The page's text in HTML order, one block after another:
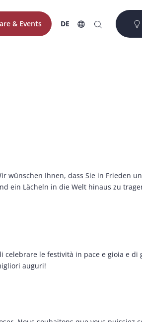
& Events DE
wünschen Ihnen, dass Sie in Frieden
ein Lächeln in die Welt hinaus zu
celebrare le festività in pace e gioia e di
auguri!